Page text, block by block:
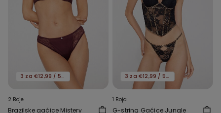
3 za €12,99 / 5 za €19,99
2 Boje
Brazilske gaćice Mistery
3 za €12,99 / 5 za €19,99
1 Boja
G-string Gaćice Jungle